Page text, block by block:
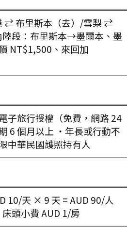
⇄ 布里斯本（去）/雪梨 ⇄
段：布里斯本→墨爾本、墨
NT$1,500、來回加
子旅行授權（免費，網路 24
6 個月以上 ・年長或行動不
中華民國護照持有人
10/天 × 9 天 = AUD 90/人
頭小費 AUD 1/房